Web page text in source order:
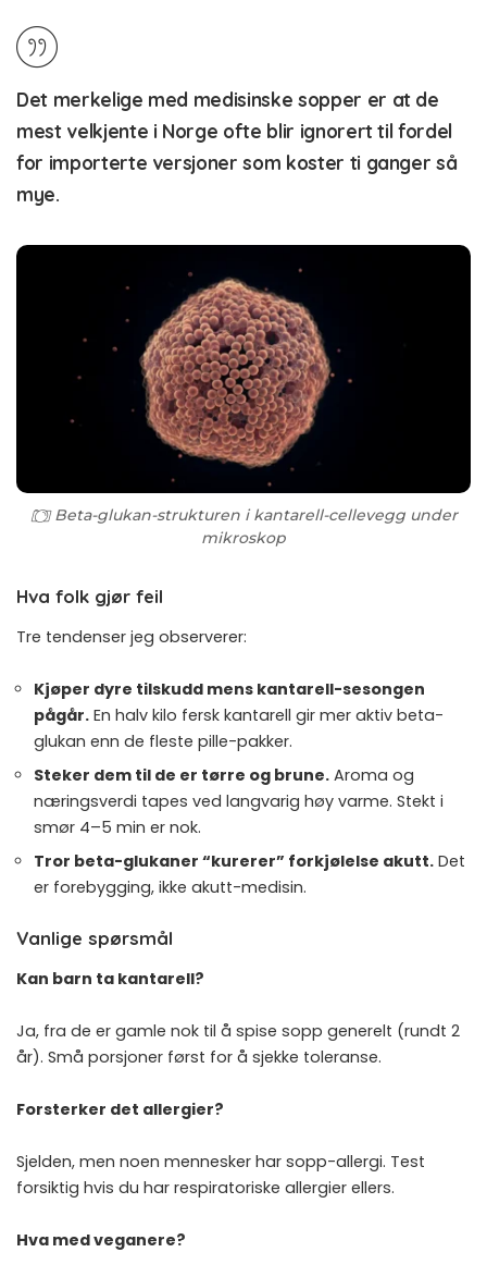
Det merkelige med medisinske sopper er at de
mest velkjente i Norge ofte blir ignorert til fordel
for importerte versjoner som koster ti ganger så
mye.
Beta-glukan-strukturen i kantarell-cellevegg under
mikroskop
Hva folk gjør feil
Tre tendenser jeg observerer:
Kjøper dyre tilskudd mens kantarell-sesongen
pågår. En halv kilo fersk kantarell gir mer aktiv beta-
glukan enn de fleste pille-pakker.
Steker dem til de er tørre og brune. Aroma og
næringsverdi tapes ved langvarig høy varme. Stekt i
smør 4–5 min er nok.
Tror beta-glukaner “kurerer” forkjølelse akutt. Det
er forebygging, ikke akutt-medisin.
Vanlige spørsmål
Kan barn ta kantarell?
Ja, fra de er gamle nok til å spise sopp generelt (rundt 2
år). Små porsjoner først for å sjekke toleranse.
Forsterker det allergier?
Sjelden, men noen mennesker har sopp-allergi. Test
forsiktig hvis du har respiratoriske allergier ellers.
Hva med veganere?